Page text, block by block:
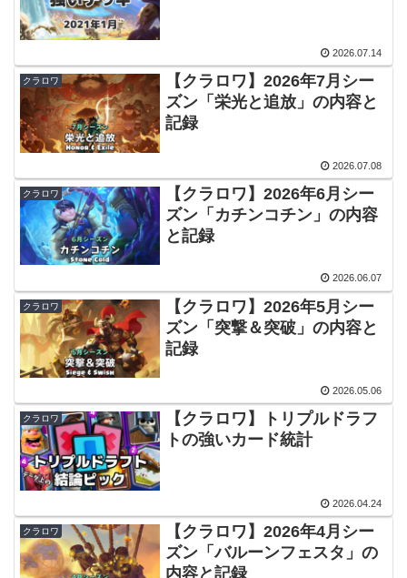
2026.07.14
クラロワ
【クラロワ】2026年7月シー
ズン「栄光と追放」の内容と
記録
2026.07.08
クラロワ
【クラロワ】2026年6月シー
ズン「カチンコチン」の内容
と記録
2026.06.07
クラロワ
【クラロワ】2026年5月シー
ズン「突撃＆突破」の内容と
記録
2026.05.06
クラロワ
【クラロワ】トリプルドラフ
トの強いカード統計
2026.04.24
クラロワ
【クラロワ】2026年4月シー
ズン「バルーンフェスタ」の
内容と記録